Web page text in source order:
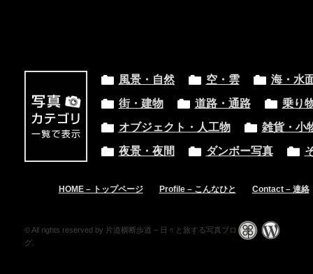
風景・自然 空・雲
海・水
街・建物
道路・通路
乗り
オブジェクト・人工物
雑貨・小
夜景・夜間
ダンボー写真
HOME – トップページ Profile – こんなひと Contact – 連絡
© All rights reserved by 片道横断歩道 – 日々と旅する写真ブロ
グ.